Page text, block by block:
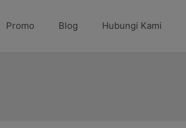
Promo Blog Hubungi Kami